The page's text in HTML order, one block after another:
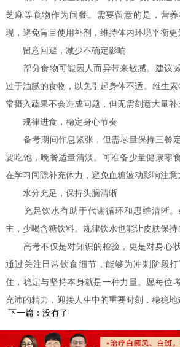
芝麻等食物作为间餐。需要留意的是，营
现，避免盲目使用补剂，维持体内环境平衡更
留意回避，减少不确定影响
部分食物可能因人而异带来敏感。建议
过于油腻的食物，以免引起身体不适。维生
常摄入蔬果不会造成问题，但无需刻意大量补
规律进食，稳定身心节奏
备考期间作息紧张，但需尽量保持三餐
要吃饱，晚餐适量清淡。可准备少量健康零
在学习间隙补充体力，避免血糖波动影响注意
水分充足，保持头脑清晰
充足饮水有助于代谢循环和思维清晰。
主，少喝含糖饮料。规律饮水也能让皮肤保持
高考不仅是对知识的检验，更是对身心
通过关注日常饮食细节，能够为冲刺阶段
住，稳定与坚持本身就是一种力量。愿每位
充沛的精力，迎接人生中的重要时刻，稳稳地
下一篇：没有了